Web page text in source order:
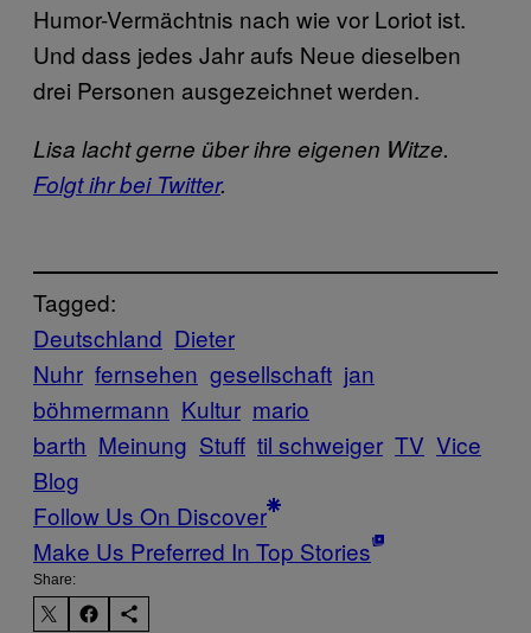
Humor-Vermächtnis nach wie vor Loriot ist.
Und dass jedes Jahr aufs Neue dieselben
drei Personen ausgezeichnet werden.
Lisa lacht gerne über ihre eigenen Witze.
Folgt ihr bei Twitter.
Tagged:
Deutschland Dieter
Nuhr fernsehen gesellschaft jan
böhmermann Kultur mario
barth Meinung Stuff til schweiger TV Vice
Blog
Follow Us On Discover
Make Us Preferred In Top Stories
Share: